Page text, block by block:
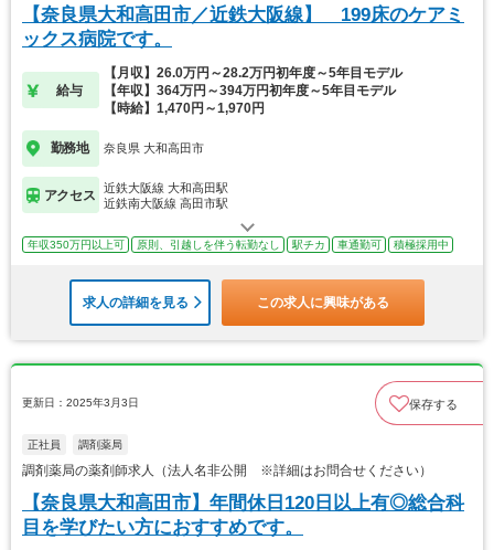
【奈良県大和高田市／近鉄大阪線】 199床のケアミ
ックス病院です。
給与
【月収】26.0万円～28.2万円初年度～5年目モデル
【年収】364万円～394万円初年度～5年目モデル
【時給】1,470円～1,970円
勤務地 奈良県 大和高田市
アクセス
近鉄大阪線 大和高田駅
近鉄南大阪線 高田市駅
年収350万円以上可 原則、引越しを伴う転勤なし 駅チカ 車通勤可 積極採用中
求人の詳細を見る この求人に興味がある
更新日：2025年3月3日 保存する
正社員 調剤薬局
調剤薬局の薬剤師求人（法人名非公開 ※詳細はお問合せください）
【奈良県大和高田市】年間休日120日以上有◎総合科
目を学びたい方におすすめです。